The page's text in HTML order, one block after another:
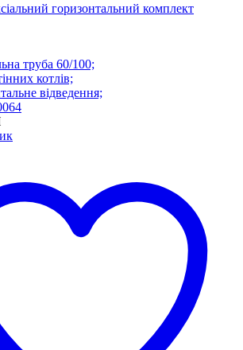
горизонтальний комплект
труба 60/100;
котлів;
відведення;